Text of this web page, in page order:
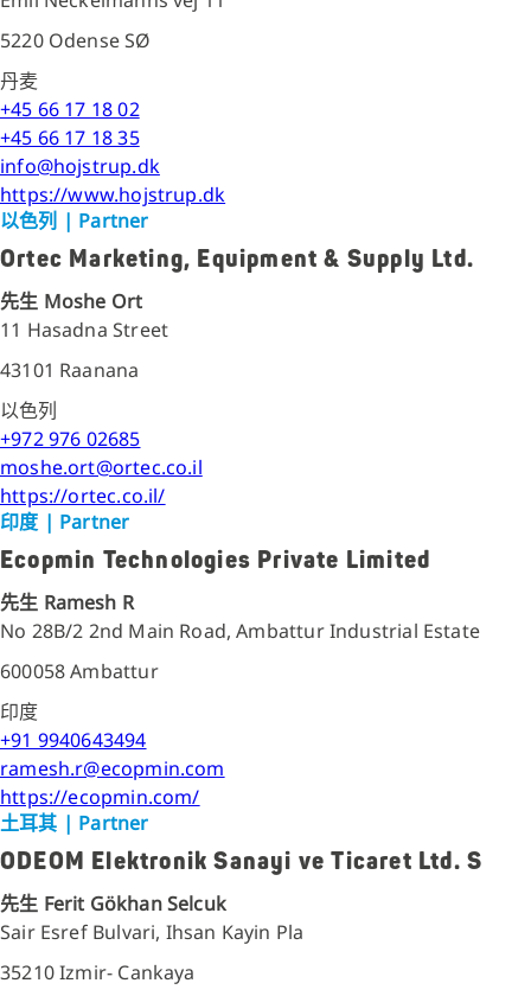
5220 Odense SØ
丹麦
+45 66 17 18 02
+45 66 17 18 35
info@hojstrup.dk
https://www.hojstrup.dk
以色列 | Partner
Ortec Marketing, Equipment & Supply Ltd.
先生 Moshe Ort
11 Hasadna Street
43101 Raanana
以色列
+972 976 02685
moshe.ort@ortec.co.il
https://ortec.co.il/
印度 | Partner
Ecopmin Technologies Private Limited
先生 Ramesh R
No 28B/2 2nd Main Road, Ambattur Industrial Estate
600058 Ambattur
印度
+91 9940643494
ramesh.r@ecopmin.com
https://ecopmin.com/
土耳其 | Partner
ODEOM Elektronik Sanayi ve Ticaret Ltd. S
先生 Ferit Gökhan Selcuk
Sair Esref Bulvari, Ihsan Kayin Pla
35210 Izmir- Cankaya